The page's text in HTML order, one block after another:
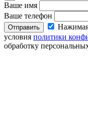
Ваше имя
Ваше телефон
Отправить
условия политики
обработку